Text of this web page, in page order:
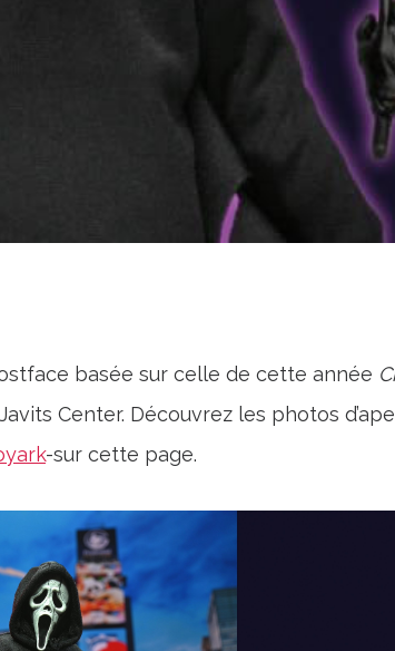
basée sur celle de cette année
Center. Découvrez les photos
-sur cette page.